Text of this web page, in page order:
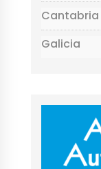
Cantabria
Galicia